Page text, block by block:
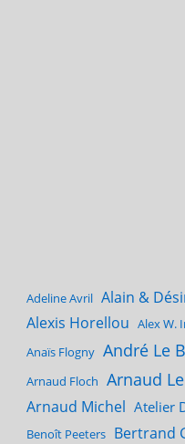
Adeline Avril Alain &
Alexis Horellou Alex W.
Anaïs Flogny André Le
Arnaud Floch Arnaud
Arnaud Michel Atelier
Benoît Peeters Bertrand